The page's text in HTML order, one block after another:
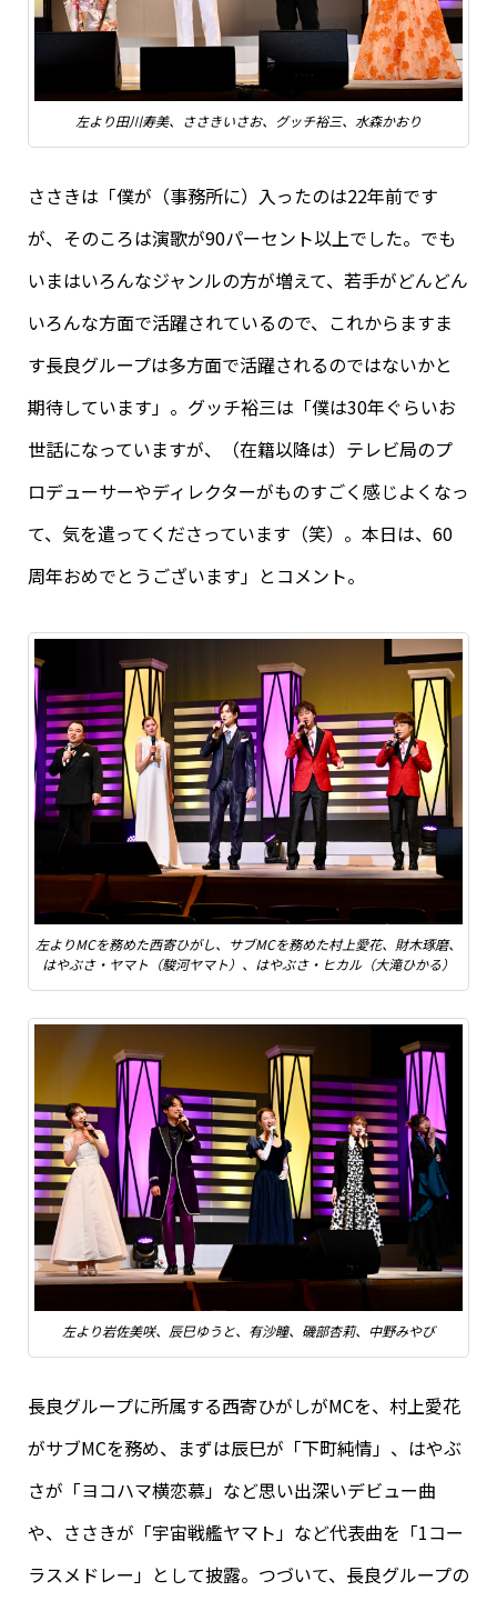
左より田川寿美、ささきいさお、グッチ裕三、水森かおり
ささきは「僕が（事務所に）入ったのは22年前です
が、そのころは演歌が90パーセント以上でした。でも
いまはいろんなジャンルの方が増えて、若手がどんどん
いろんな方面で活躍されているので、これからますま
す長良グループは多方面で活躍されるのではないかと
期待しています」。グッチ裕三は「僕は30年ぐらいお
世話になっていますが、（在籍以降は）テレビ局のプ
ロデューサーやディレクターがものすごく感じよくなっ
て、気を遣ってくださっています（笑）。本日は、60
周年おめでとうございます」とコメント。
左よりMCを務めた西寄ひがし、サブMCを務めた村上愛花、財木琢磨、
はやぶさ・ヤマト（駿河ヤマト）、はやぶさ・ヒカル（大滝ひかる）
左より岩佐美咲、辰巳ゆうと、有沙瞳、磯部杏莉、中野みやび
長良グループに所属する西寄ひがしがMCを、村上愛花
がサブMCを務め、まずは辰巳が「下町純情」、はやぶ
さが「ヨコハマ横恋慕」など思い出深いデビュー曲
や、ささきが「宇宙戦艦ヤマト」など代表曲を「1コー
ラスメドレー」として披露。つづいて、長良グループの